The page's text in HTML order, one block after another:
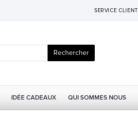
SERVICE CLIENT
Rechercher
IDÉE CADEAUX QUI SOMMES NOUS